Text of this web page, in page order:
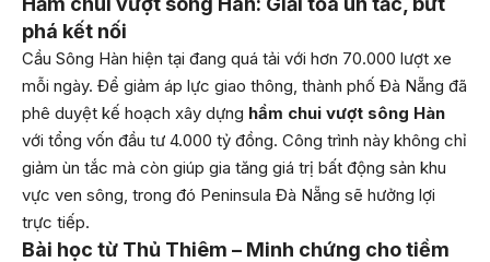
phá kết nối
Cầu Sông Hàn hiện tại đang quá tải với hơn 70.000 lượt xe
mỗi ngày. Để giảm áp lực giao thông, thành phố Đà Nẵng đã
phê duyệt kế hoạch xây dựng hầm chui vượt sông Hàn
với tổng vốn đầu tư 4.000 tỷ đồng. Công trình này không chỉ
giảm ùn tắc mà còn giúp gia tăng giá trị bất động sản khu
vực ven sông, trong đó Peninsula Đà Nẵng sẽ hưởng lợi
trực tiếp.
Bài học từ Thủ Thiêm – Minh chứng cho tiềm